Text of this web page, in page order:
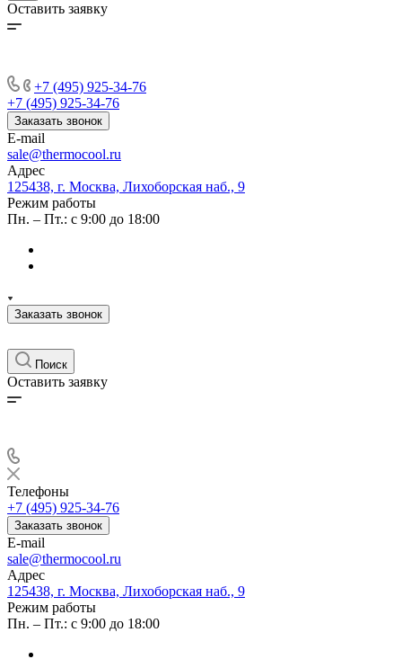
Оставить заявку
+7 (495) 925-34-76
+7 (495) 925-34-76
Заказать звонок
E-mail
sale@thermocool.ru
Адрес
125438, г. Москва, Лихоборская наб., 9
Режим работы
Пн. – Пт.: с 9:00 до 18:00
Заказать звонок
Поиск
Оставить заявку
Телефоны
+7 (495) 925-34-76
Заказать звонок
E-mail
sale@thermocool.ru
Адрес
125438, г. Москва, Лихоборская наб., 9
Режим работы
Пн. – Пт.: с 9:00 до 18:00